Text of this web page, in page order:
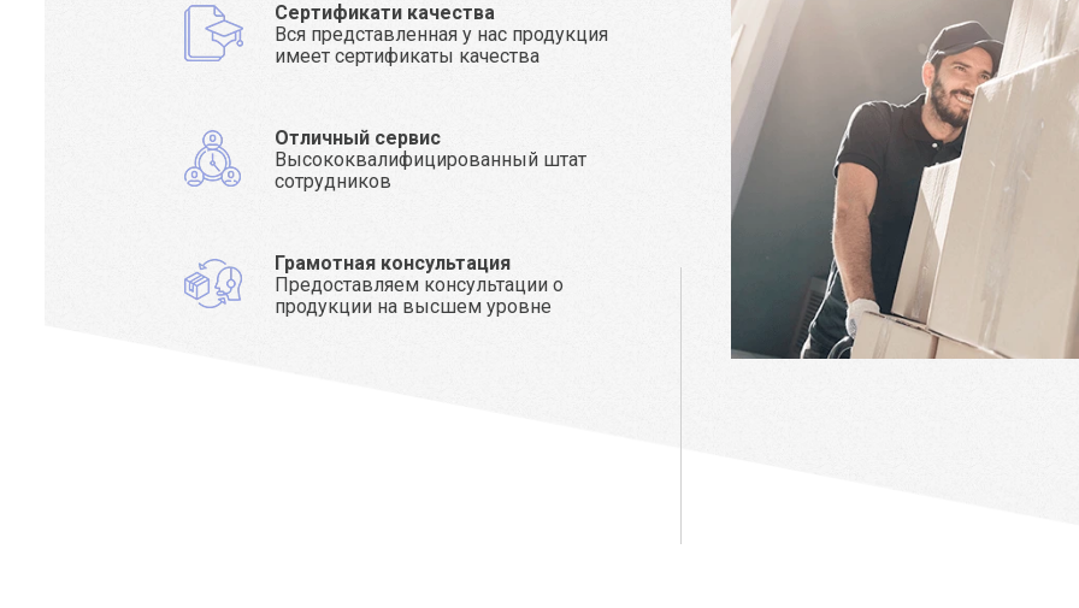
Сертификати качества
Вся представленная у нас продукция
имеет сертификаты качества
Отличный сервис
Высококвалифицированный штат
сотрудников
Грамотная консультация
Предоставляем консультации о
продукции на высшем уровне